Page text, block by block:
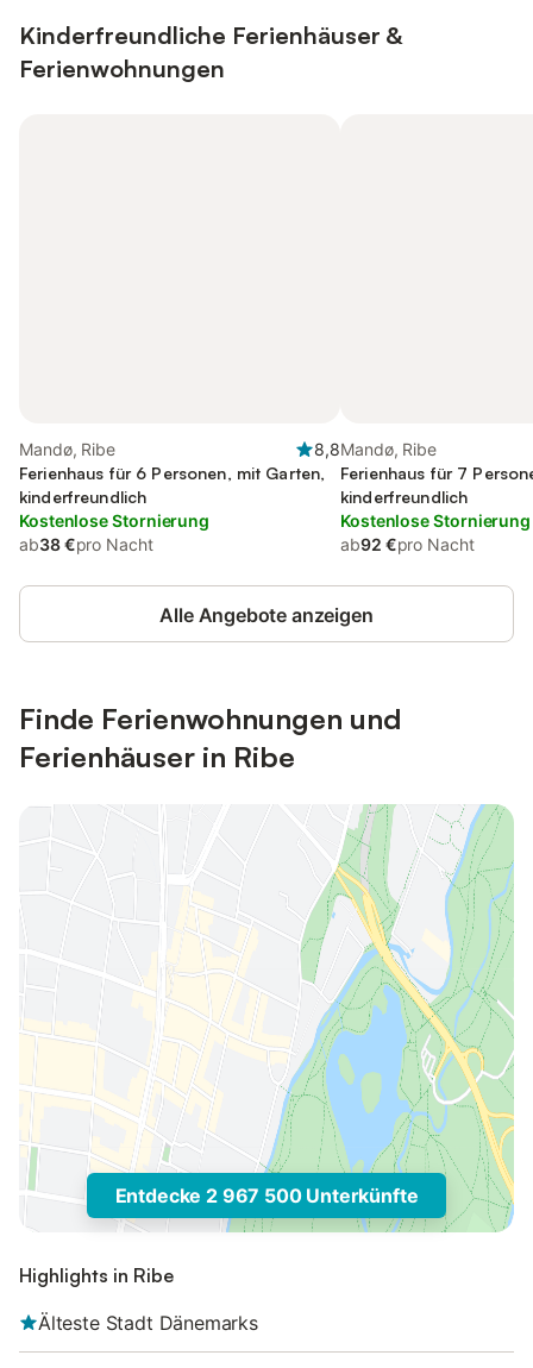
Kinderfreundliche Ferienhäuser &
Ferienwohnungen
Mandø, Ribe
8,8
Ferienhaus für 6 Personen, mit Garten,
kinderfreundlich
Kostenlose Stornierung
ab38 €pro Nacht
Mandø, Ribe
Ferienhaus für 7
kinderfreundlich
Kostenlose Stornierung
ab92 €pro Nacht
Alle Angebote anzeigen
Finde Ferienwohnungen und
Ferienhäuser in Ribe
Entdecke 2 967 500 Unterkünfte
Highlights in Ribe
Älteste Stadt Dänemarks